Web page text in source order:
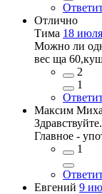
Отлично
Тима 18
Можно ли
вес ща
2
1
Максим
Главное -
1
Евгений 9